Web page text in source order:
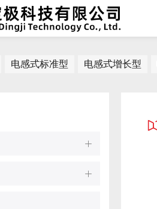
电感式标准型 电感式增长型